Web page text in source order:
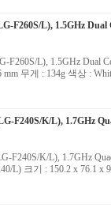
F260S/L), 1.5GHz Dual
F260S/L), 1.5GHz Dual
mm 무게 : 134g 색상 :
F240S/K/L), 1.7GHz
F240S/K/L), 1.7GHz
L) 크기 : 150.2 x 76.1 x